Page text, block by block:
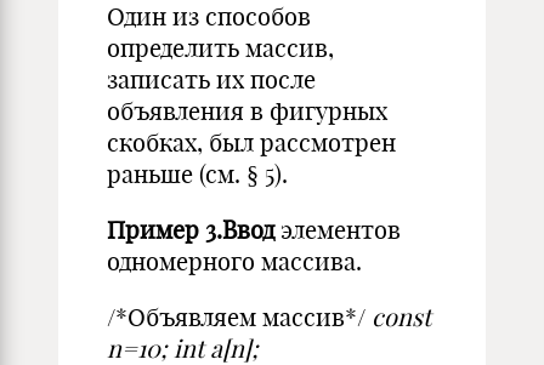
Один из способов
определить массив,
записать их после
объявления в фигурных
скобках, был рассмотрен
раньше (см. § 5).
Пример 3.Вводэлементов
одномерного массива.
/*Объявляем массив*/ const
n=10; int a[n];